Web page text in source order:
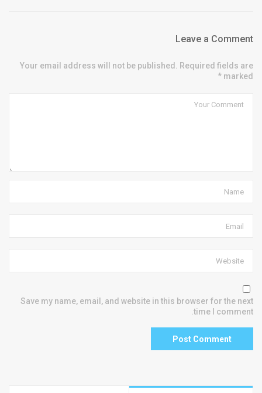
Leave a Comment
Your email address will not be published. Required fields are
marked *
Save my name, email, and website in this browser for the next
time I comment.